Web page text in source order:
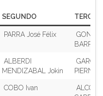
SEGUNDO
PARRA José Félix
ALBERDI
MENDIZABAL Jokin
GARCIA
PIERNA
COBO Ivan
ALCOBA